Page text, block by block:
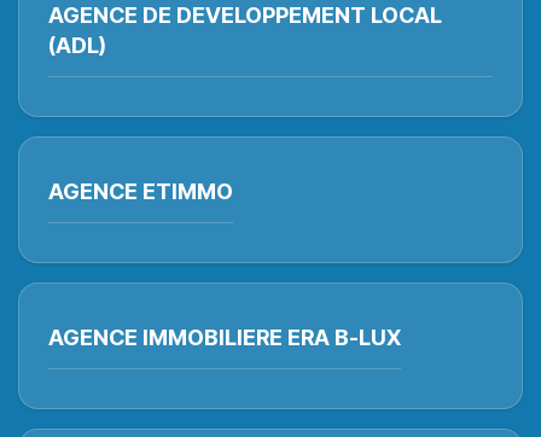
AGENCE DE DEVELOPPEMENT LOCAL
(ADL)
AGENCE ETIMMO
AGENCE IMMOBILIERE ERA B-LUX